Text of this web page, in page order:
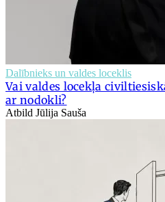
Dalībnieks un valdes loceklis
Vai valdes locekļa
ar nodokli?
Atbild Jūlija Sauša